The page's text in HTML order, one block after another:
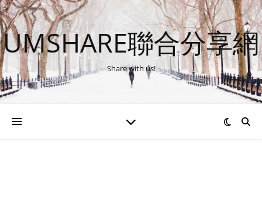
UMSHARE聯合分享網
Share with us!